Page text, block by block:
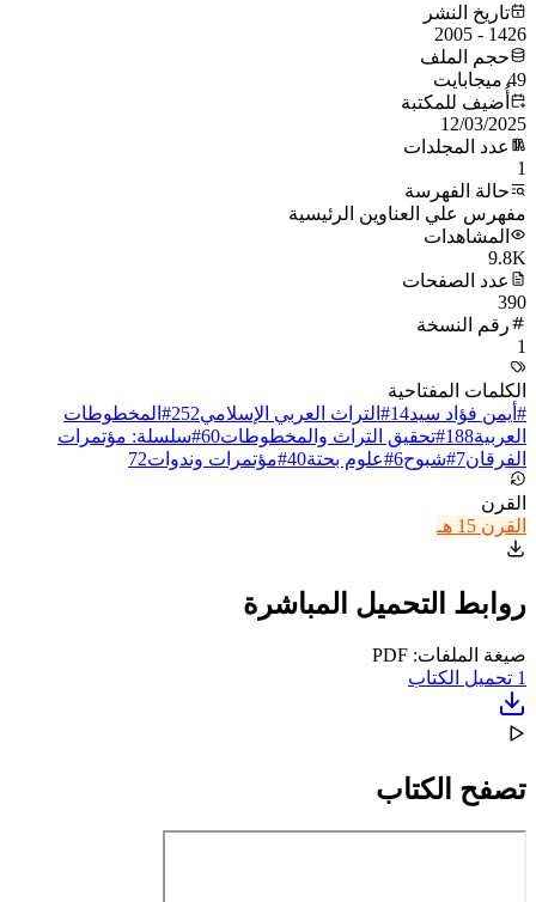
تاريخ النشر
1426 - 2005
حجم الملف
49 ميجابايت
أُضيف للمكتبة
12/03/2025
عدد المجلدات
1
حالة الفهرسة
مفهرس علي العناوين الرئيسية
المشاهدات
9.8K
عدد الصفحات
390
رقم النسخة
1
الكلمات المفتاحية
# أيمن فؤاد سيد14
# التراث العربي الإسلامي252
# المخطوطات
العربية188
#تحقيق التراث والمخطوطات60
#سلسلة: مؤتمرات
الفرقان7
#شبوح6
#علوم بحتة40
#مؤتمرات وندوات72
القرن
القرن 15 هـ
روابط التحميل المباشرة
صيغة الملفات: PDF
1 تحميل الكتاب
تصفح الكتاب